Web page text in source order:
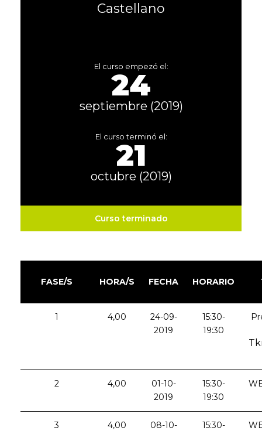
Castellano
El curso empezó el:
24
septiembre (2019)
El curso terminó el:
21
octubre (2019)
Curso terminado
FASE/S HORA/S FECHA HORARIO
1 4,00
24-09-
2019
15:30-
19:30
2 4,00
01-10-
2019
15:30-
19:30
3 4,00
08-10-
15:30-